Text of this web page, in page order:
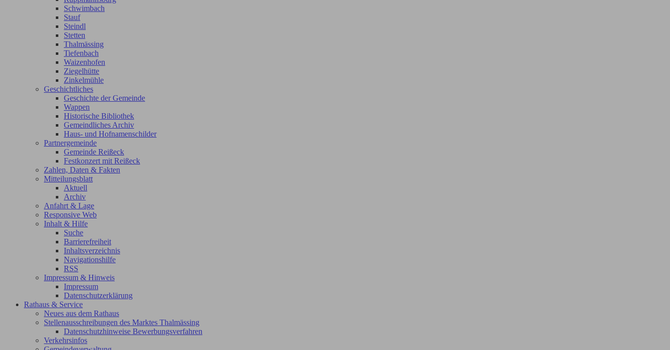
Schwimbach
Stauf
Steindl
Stetten
Thalmässing
Tiefenbach
Waizenhofen
Ziegelhütte
Zinkelmühle
Geschichtliches
Geschichte der Gemeinde
Wappen
Historische Bibliothek
Gemeindliches Archiv
Haus- und Hofnamenschilder
Partnergemeinde
Gemeinde Reißeck
Festkonzert mit Reißeck
Zahlen, Daten & Fakten
Mitteilungsblatt
Aktuell
Archiv
Anfahrt & Lage
Responsive Web
Inhalt & Hilfe
Suche
Barrierefreiheit
Inhaltsverzeichnis
Navigationshilfe
RSS
Impressum & Hinweis
Impressum
Datenschutzerklärung
Rathaus & Service
Neues aus dem Rathaus
Stellenausschreibungen des Marktes Thalmässing
Datenschutzhinweise Bewerbungsverfahren
Verkehrsinfos